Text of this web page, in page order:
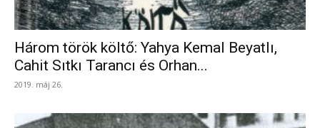
Három török költő: Yahya Kemal Beyatlı,
Cahit Sıtkı Tarancı és Orhan...
2019. máj 26.